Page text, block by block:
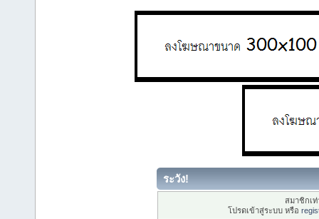
ระวัง!
สมาชิกเ
โปรดเข้าสู่ระบบ หรือ